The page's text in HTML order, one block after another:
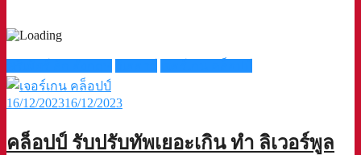
16/12/202316/12/2023
คล็อปป์ รับปรับทัพเยอะเกิน ทำ ลิเวอร์พูล